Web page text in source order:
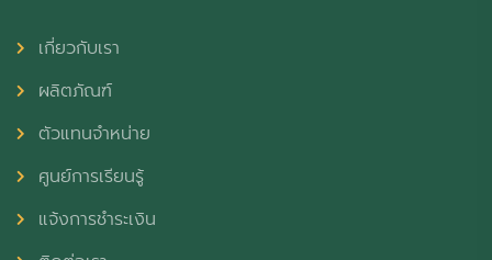
เกี่ยวกับเรา
ผลิตภัณฑ์
ตัวแทนจำหน่าย
ศูนย์การเรียนรู้
แจ้งการชำระเงิน